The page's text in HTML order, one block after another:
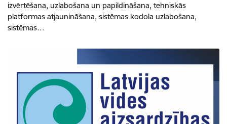
izvērtēšana, uzlabošana un papildināšana, tehniskās
platformas atjaunināšana, sistēmas kodola uzlabošana,
sistēmas…